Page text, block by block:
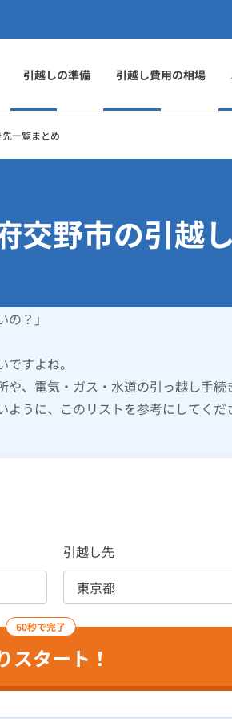
引越しの準備 引越し費用の相場
一覧まとめ
交野市の引越
？」
すよね。
、電気・ガス・水道の引っ越し手続
うに、このリストを参考にしてくだ
引越し先
60秒で完了
スタート！